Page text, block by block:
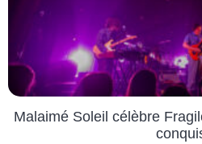
Malaimé Soleil célèbre